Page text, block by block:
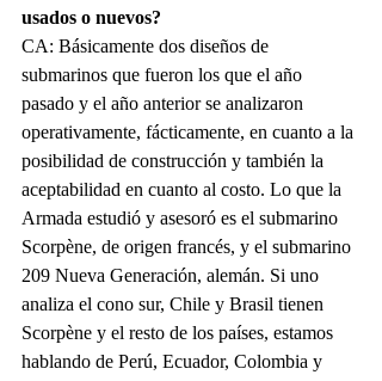
usados o nuevos?
CA: Básicamente dos diseños de
submarinos que fueron los que el año
pasado y el año anterior se analizaron
operativamente, fácticamente, en cuanto a la
posibilidad de construcción y también la
aceptabilidad en cuanto al costo. Lo que la
Armada estudió y asesoró es el submarino
Scorpène, de origen francés, y el submarino
209 Nueva Generación, alemán. Si uno
analiza el cono sur, Chile y Brasil tienen
Scorpène y el resto de los países, estamos
hablando de Perú, Ecuador, Colombia y